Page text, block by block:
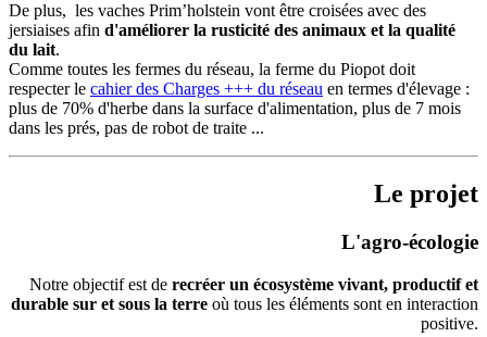
De plus, les vaches Prim’holstein vont être croisées avec des
jersiaises afin d'améliorer la rusticité des animaux et la qualité
du lait.
Comme toutes les fermes du réseau, la ferme du Piopot doit
respecter le cahier des Charges +++ du réseau en termes d'élevage :
plus de 70% d'herbe dans la surface d'alimentation, plus de 7 mois
dans les prés, pas de robot de traite ...
Le projet
L'agro-écologie
Notre objectif est de recréer un écosystème vivant, productif et
durable sur et sous la terre où tous les éléments sont en interaction
positive.